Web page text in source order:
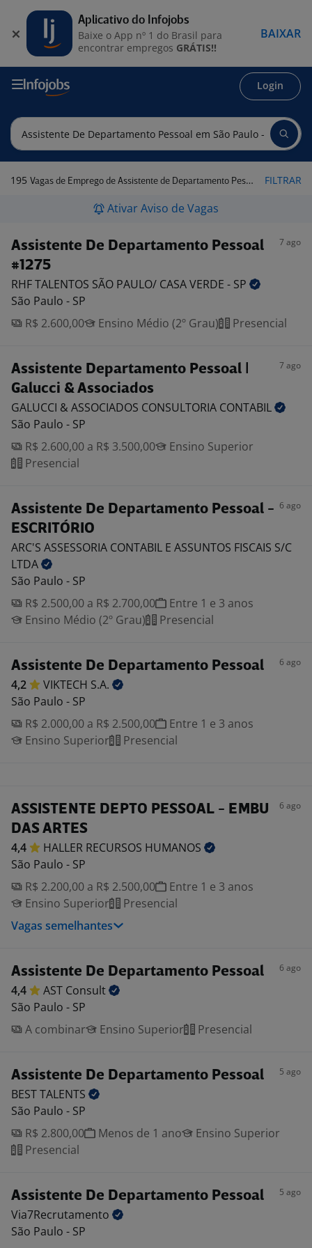
Login
195 Vagas de Emprego de Assistente de Departamento Pessoal em São Paulo - SP FILTRAR
Ativar Aviso de Vagas
Assistente De Departamento Pessoal
#1275
7 ago
RHF TALENTOS SÃO PAULO/ CASA VERDE - SP
São Paulo - SP
R$ 2.600,00
Ensino Médio (2º Grau) Presencial
Assistente Departamento Pessoal |
Galucci & Associados
7 ago
GALUCCI & ASSOCIADOS CONSULTORIA CONTABIL
São Paulo - SP
R$ 2.600,00 a R$ 3.500,00
Ensino Superior
Presencial
Assistente De Departamento Pessoal -
ESCRITÓRIO
6 ago
ARC'S ASSESSORIA CONTABIL E ASSUNTOS FISCAIS S/C
LTDA
São Paulo - SP
R$ 2.500,00 a R$ 2.700,00
Entre 1 e 3 anos
Ensino Médio (2º Grau)
Presencial
Assistente De Departamento Pessoal 6 ago
4,2 VIKTECH S.A.
São Paulo - SP
R$ 2.000,00 a R$ 2.500,00
Entre 1 e 3 anos
Ensino Superior
Presencial
ASSISTENTE DEPTO PESSOAL - EMBU
DAS ARTES
6 ago
4,4 HALLER RECURSOS HUMANOS
São Paulo - SP
R$ 2.200,00 a R$ 2.500,00
Entre 1 e 3 anos
Ensino Superior
Presencial
Vagas semelhantes
Assistente De Departamento Pessoal 6 ago
4,4 AST Consult
São Paulo - SP
A combinar
Ensino Superior Presencial
Assistente De Departamento Pessoal 5 ago
BESTTALENTS
São Paulo - SP
R$ 2.800,00
Menos de 1 ano
Ensino Superior
Presencial
Assistente De Departamento Pessoal 5 ago
Via7Recrutamento
São Paulo - SP
Aplicativo do Infojobs
Baixe o App nº 1 do Brasil para
encontrar empregos GRÁTIS!!
BAIXAR